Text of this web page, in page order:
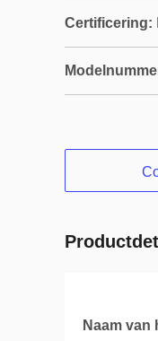
Certificering:
Naam van